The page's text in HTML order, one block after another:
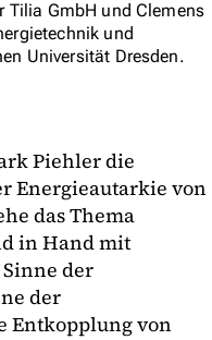
Tilia GmbH und Clemens
und
Universität Dresden.
Piehler die
Energieautarkie von
das Thema
in Hand mit
der
der
Entkopplung von